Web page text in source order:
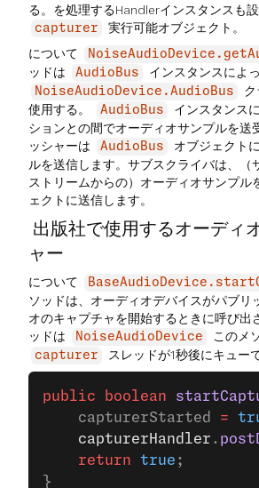
る。を処理するHandlerインスタンスも設
capturer
実行可能オブジェクト。
について
ッドは
AudioBus インスタンスによ
NoiseAudioDevice.AudioBus
使用する。
AudioBus
インスタンス
ションとの間でオーディオサンプルを送
ッシャーは
AudioBus
オブジェクト
ルを送信します。サブスクライバは、（
ストリームからの）オーディオサンプ
ェクトに送信します。
出版社で使用するオーディ
ャー
について
ソッドは、オーディオデバイスがパブリ
オのキャプチャを開始するときに呼び出
ッドは
NoiseAudioDevice このメ
capturer スレッドが1秒後にキュー
public boolean
    capturerStarted
=
    capturerHandler
.
    return
true ;
}